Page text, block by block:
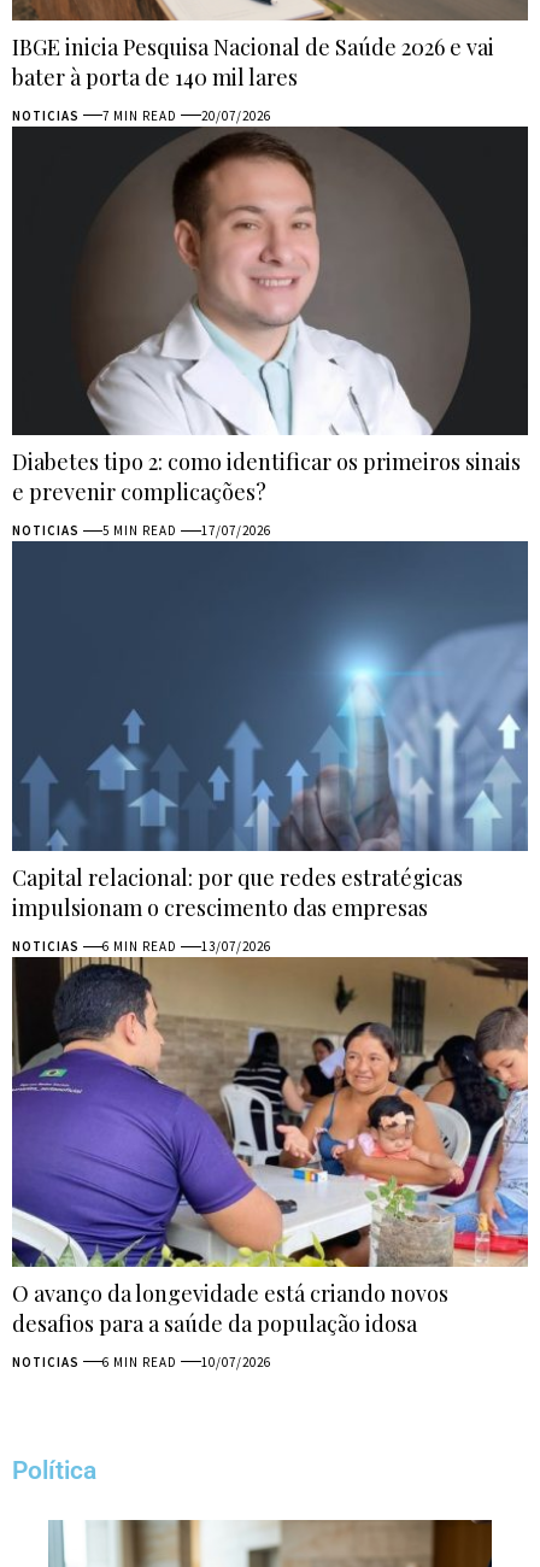
IBGE inicia Pesquisa Nacional de Saúde 2026 e vai
bater à porta de 140 mil lares
NOTICIAS 7 MIN READ 20/07/2026
Diabetes tipo 2: como identificar os primeiros sinais
e prevenir complicações?
NOTICIAS 5 MIN READ 17/07/2026
Capital relacional: por que redes estratégicas
impulsionam o crescimento das empresas
NOTICIAS 6 MIN READ 13/07/2026
O avanço da longevidade está criando novos
desafios para a saúde da população idosa
NOTICIAS 6 MIN READ 10/07/2026
Política